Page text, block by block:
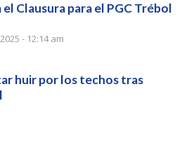
el Clausura para el PGC Trébol
- 12:14 am
huir por los techos tras